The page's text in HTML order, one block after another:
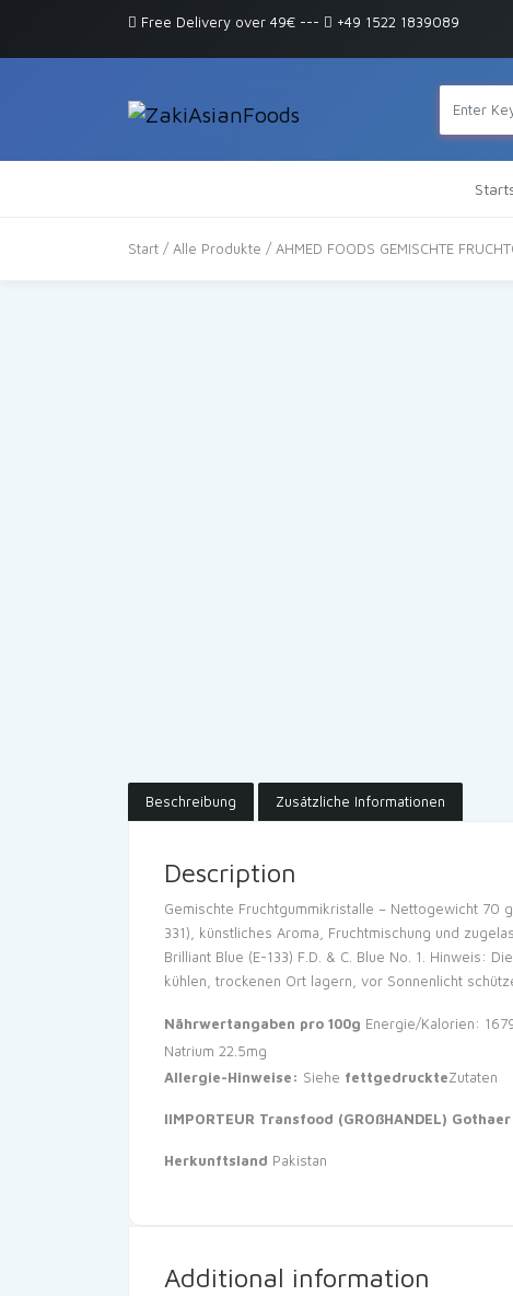
Free Delivery over 49€ --- +49 1522 1839089
Start / Alle Produkte / AHMED FOODS GEMISCHTE
Beschreibung Zusätzliche Informationen
Description
Gemischte Fruchtgummikristalle – Nettogewicht 70 g
331), künstliches Aroma, Fruchtmischung und
Brilliant Blue (E-133) F.D. & C. Blue No. 1. Hinweis:
kühlen, trockenen Ort lagern, vor Sonnenlicht
Nährwertangaben pro 100g Energie/Kalorien:
Natrium 22.5mg
Allergie-Hinweise: Siehe fettgedruckteZutaten
IIMPORTEUR Transfood (GROßHANDEL)
Herkunftsland Pakistan
Additional information